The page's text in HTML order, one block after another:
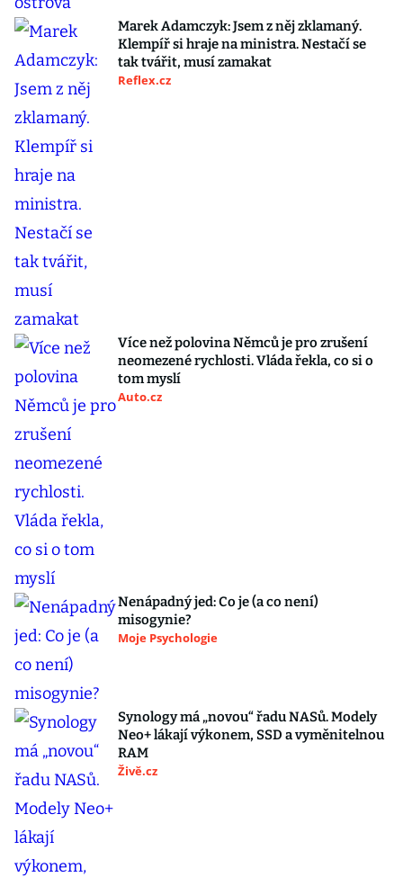
Marek Adamczyk: Jsem z něj zklamaný.
Klempíř si hraje na ministra. Nestačí se
tak tvářit, musí zamakat
Reflex.cz
Více než polovina Němců je pro zrušení
neomezené rychlosti. Vláda řekla, co si o
tom myslí
Auto.cz
Nenápadný jed: Co je (a co není)
misogynie?
Moje Psychologie
Synology má „novou“ řadu NASů. Modely
Neo+ lákají výkonem, SSD a vyměnitelnou
RAM
Živě.cz